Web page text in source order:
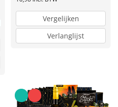
Vergelijken
Verlanglijst